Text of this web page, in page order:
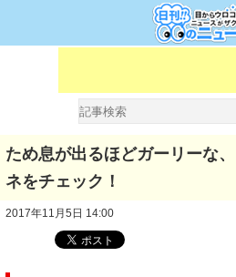
ため息が出るほどガーリーな
ネをチェック！
2017年11月5日 14:00